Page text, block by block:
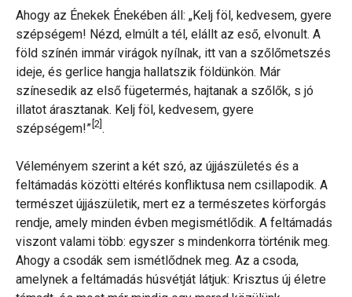
Ahogy az Énekek Énekében áll: „Kelj föl, kedvesem, gyere
szépségem! Nézd, elmúlt a tél, elállt az eső, elvonult. A
föld színén immár virágok nyílnak, itt van a szőlőmetszés
ideje, és gerlice hangja hallatszik földünkön. Már
színesedik az első fügetermés, hajtanak a szőlők, s jó
illatot árasztanak. Kelj föl, kedvesem, gyere
szépségem!” [2].
Véleményem szerint a két szó, az újjászületés és a
feltámadás közötti eltérés konfliktusa nem csillapodik. A
természet újjászületik, mert ez a természetes körforgás
rendje, amely minden évben megismétlődik. A feltámadás
viszont valami több: egyszer s mindenkorra történik meg.
Ahogy a csodák sem ismétlődnek meg. Az a csoda,
amelynek a feltámadás húsvétját látjuk: Krisztus új életre